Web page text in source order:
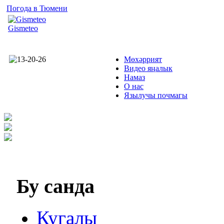
Погода в Тюмени
Gismeteo
Мөхәррият
Видео яңалык
Намаз
О нас
Язылучы почмагы
Бу санда
Кугалы